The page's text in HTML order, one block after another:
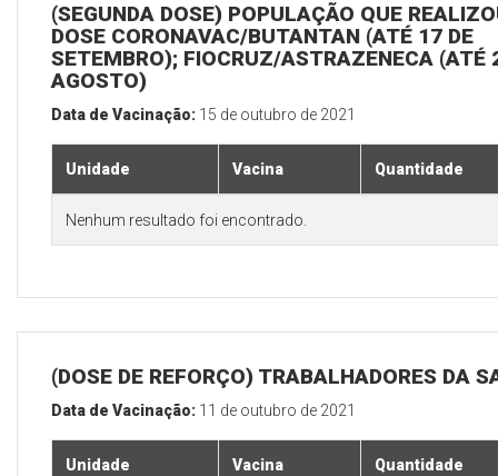
(SEGUNDA DOSE) POPULAÇÃO QUE
DOSE CORONAVAC/BUTANTAN (ATÉ 17 DE
SETEMBRO); FIOCRUZ/ASTRAZENECA (ATÉ
AGOSTO)
Data de Vacinação: 15 de outubro de 2021
Unidade Vacina Quantidade
Nenhum resultado foi encontrado.
(DOSE DE REFORÇO) TRABALHADORES DA
Data de Vacinação: 11 de outubro de 2021
Unidade Vacina Quantidade